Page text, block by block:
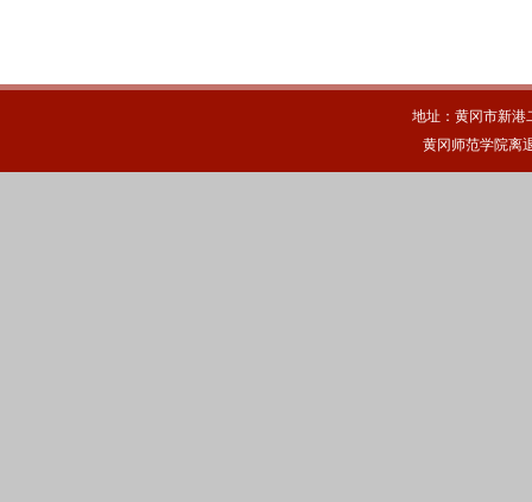
地址：黄冈市新港
黄冈师范学院离